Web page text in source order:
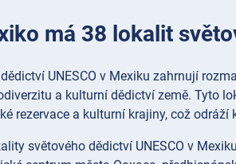
má 38 lokalit
UNESCO v Mexiku zahrnují
a kulturní dědictví země. Tyto
rezervace a kulturní krajiny, což
světového dědictví UNESCO v